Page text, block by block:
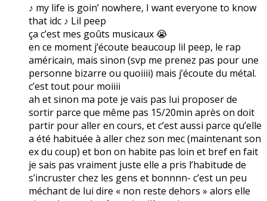
♪ my life is goin’ nowhere, I want everyone to know
that idc ♪ Lil peep
ça c’est mes goûts musicaux 😭
en ce moment j’écoute beaucoup lil peep, le rap
américain, mais sinon (svp me prenez pas pour une
personne bizarre ou quoiiii) mais j’écoute du métal.
c’est tout pour moiiii
ah et sinon ma pote je vais pas lui proposer de
sortir parce que même pas 15/20min après on doit
partir pour aller en cours, et c’est aussi parce qu’elle
a été habituée à aller chez son mec (maintenant son
ex du coup) et bon on habite pas loin et bref en fait
je sais pas vraiment juste elle a pris l’habitude de
s’incruster chez les gens et bonnnn- c’est un peu
méchant de lui dire « non reste dehors » alors elle